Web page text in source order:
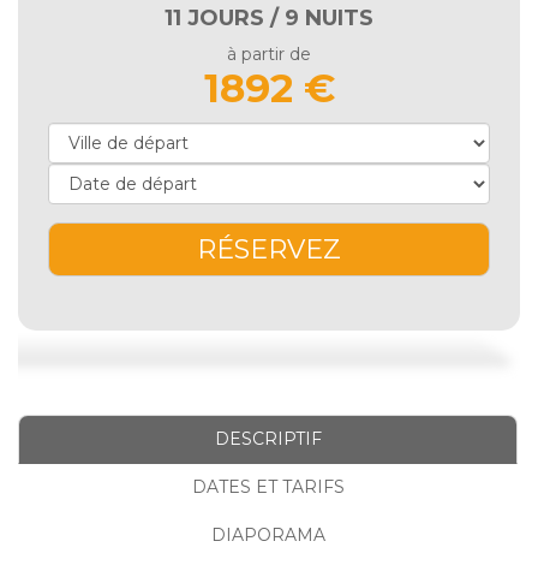
11 JOURS / 9 NUITS
à partir de
1892 €
RÉSERVEZ
DESCRIPTIF
DATES ET TARIFS
DIAPORAMA